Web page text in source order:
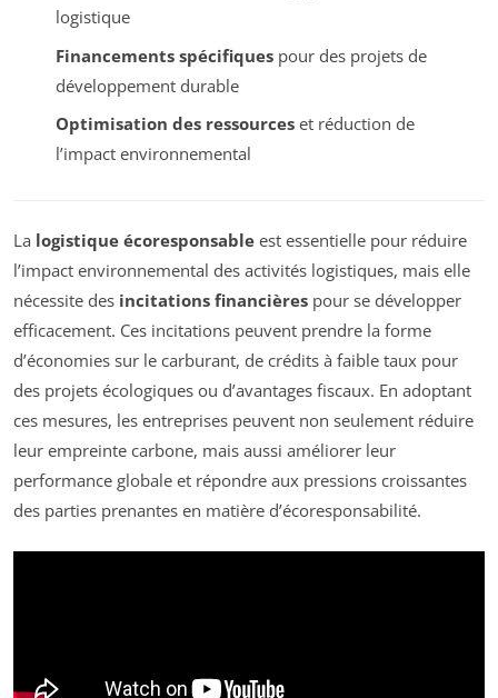
logistique
Financements spécifiquespour des projets de
développement durable
Optimisation des ressourceset réduction de
l’impact environnemental
La logistique écoresponsable est essentielle pour réduire
l’impact environnemental des activités logistiques, mais elle
nécessite des incitations financières pour se développer
efficacement. Ces incitations peuvent prendre la forme
d’économies sur le carburant, de crédits à faible taux pour
des projets écologiques ou d’avantages fiscaux. En adoptant
ces mesures, les entreprises peuvent non seulement réduire
leur empreinte carbone, mais aussi améliorer leur
performance globale et répondre aux pressions croissantes
des parties prenantes en matière d’écoresponsabilité.